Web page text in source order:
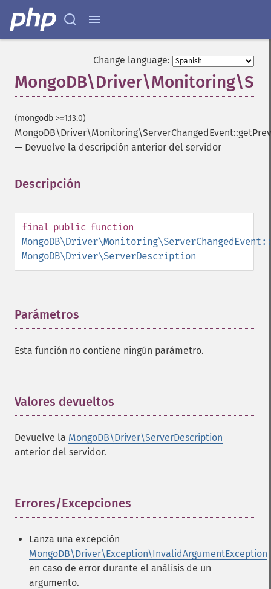
Change language:
(mongodb >=1.13.0)
— Devuelve la descripción anterior del servidor
Descripción
final public function
MongoDB\Driver\ServerDescription
Parámetros
Esta función no contiene ningún parámetro.
Valores devueltos
Devuelve la MongoDB\Driver\ServerDescription
anterior del servidor.
Errores/Excepciones
Lanza una excepción
MongoDB\Driver\Exception\InvalidArgumentException
en caso de error durante el análisis de un
argumento.